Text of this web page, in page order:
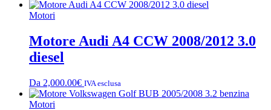
Motori
Motore Audi A4 CCW 2008/2012 3.0
diesel
Da 2,000.00€ IVA esclusa
Motori